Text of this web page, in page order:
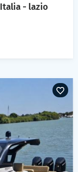
Italia - lazio